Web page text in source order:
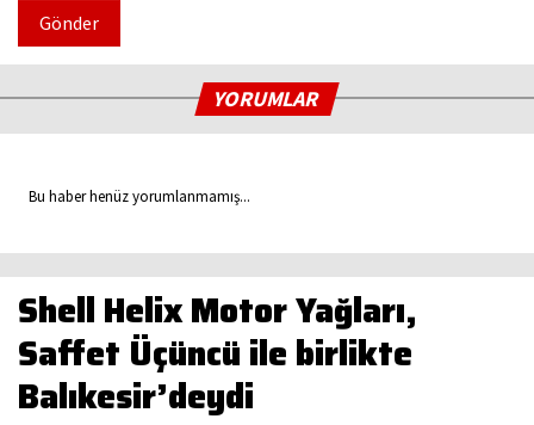
Gönder
YORUMLAR
Bu haber henüz yorumlanmamış...
Shell Helix Motor Yağları,
Saffet Üçüncü ile birlikte
Balıkesir’deydi